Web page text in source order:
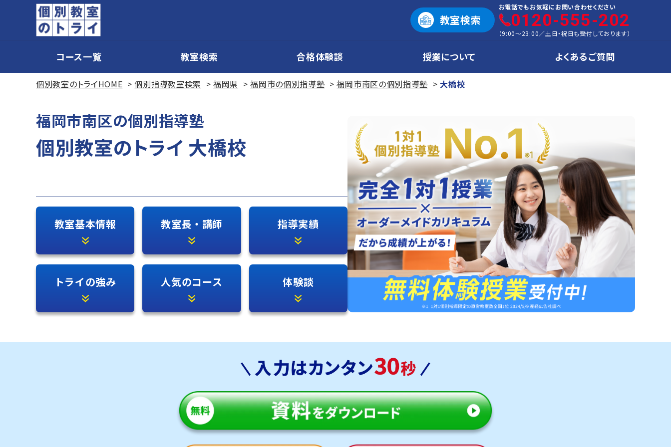
教室検索
お電話でもお気軽にお問い合わせください
0120-555-202
（9:00～23:00／土日・祝日も受付しております）
コース一覧 教室検索 合格体験談 授業について よくあるご質問
個別教室のトライHOME 個別指導教室検索 福岡県 福岡市の個別指導塾 福岡市南区の個別指導塾 大橋校
福岡市南区の個別指導塾
個別教室のトライ 大橋校
教室基本情報 教室長・講師 指導実績
トライの強み 人気のコース 体験談